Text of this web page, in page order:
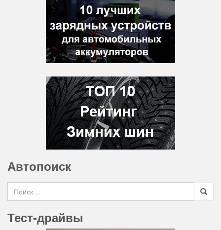
Автопоиск
Search for
Тест-драйвы